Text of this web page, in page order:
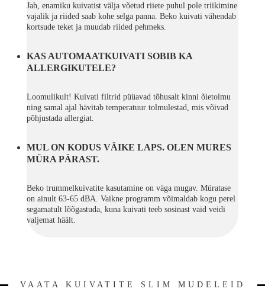
Jah, enamiku kuivatist välja võetud riiete puhul pole triikimine
vajalik ja riided saab kohe selga panna. Beko kuivati vähendab
kortsude teket ja muudab riided pehmeks.
KAS AUTOMAATKUIVATI SOBIB KA
ALLERGIKUTELE?
Loomulikult! Kuivati filtrid püüavad tõhusalt kinni õietolmu
ning samal ajal hävitab temperatuur tolmulestad, mis võivad
põhjustada allergiat.
MUL ON KODUS VÄIKE LAPS. OLEN MURES
MÜRA PÄRAST.
Beko trummelkuivatite kasutamine on väga mugav. Müratase
on ainult 63-65 dBA. Vaikne programm võimaldab kogu perel
segamatult lõõgastuda, kuna kuivati teeb sosinast vaid veidi
valjemat häält.
VAATA KUIVATITE SLIM MUDELEID